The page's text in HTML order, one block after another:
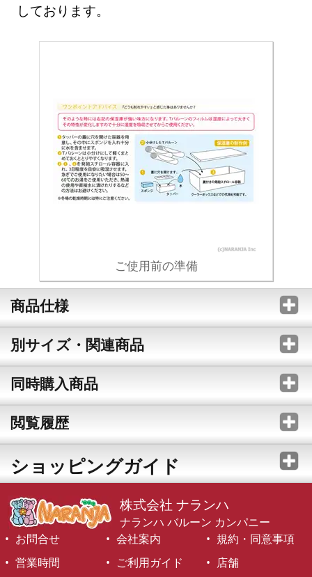
しております。
ご使用前の準備
商品仕様
別サイズ・関連商品
同時購入商品
閲覧履歴
ショッピングガイド
株式会社 ナランハ
ナランハ バルーン カンパニー
お問合せ
会社案内
規約・同意事項
営業時間
ご利用ガイド 店舗